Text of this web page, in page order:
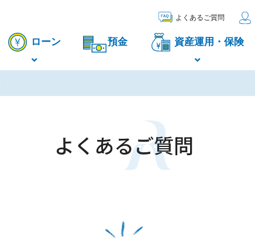
ローン 預金 資産運用・保険
よくあるご質問
よくあるご質問